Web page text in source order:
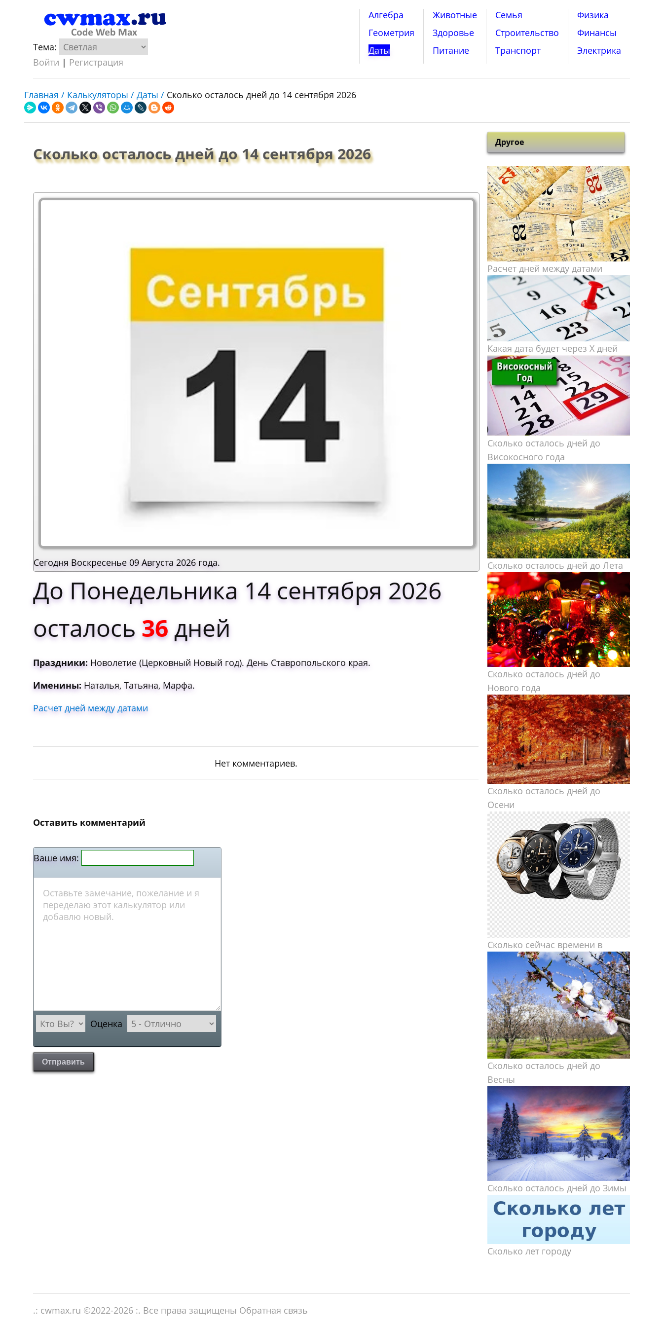
Тема:
Войти | Регистрация
Алгебра
Геометрия
Даты
Животные
Здоровье
Питание
Семья
Строительство
Транспорт
Физика
Финансы
Электрика
Главная / Калькуляторы /Даты / Сколько осталось дней до 14 сентября 2026
Сколько осталось дней до 14 сентября 2026
Сегодня Воскресенье 09 Августа 2026 года.
До Понедельника 14 сентября 2026
осталось 36дней
Праздники: Нoвoлeтиe (Цepкoвный Нoвый гoд). Дeнь Cтaвpoпoльcкoгo кpaя.
Именины: Наталья, Татьяна, Марфа.
Расчет дней между датами
Нет комментариев.
Оставить комментарий
Ваше имя:
Оценка
Отправить
Другое
Расчет дней между датами
Какая дата будет через X дней
Сколько осталось дней до
Високосного года
Сколько осталось дней до Лета
Сколько осталось дней до
Нового года
Сколько осталось дней до
Осени
Сколько сейчас времени в
Сколько осталось дней до
Весны
Сколько осталось дней до Зимы
Сколько лет городу
.: cwmax.ru ©2022-2026 :. Все права защищены Обратная связь